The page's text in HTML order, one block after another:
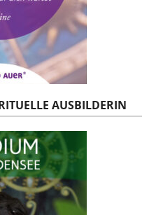
AUSBILDERIN